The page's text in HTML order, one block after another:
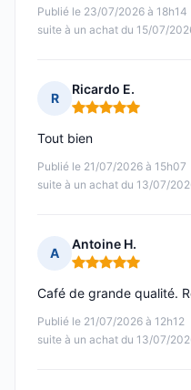
Publié le 23/07/2026 à 18h14
suite à un achat du 15/07/
R
Ricardo E.
Note : 5 sur 5
Publié le 21/07/2026 à 15h07
suite à un achat du 13/07/
Tout bien
A
Antoine H.
Note : 5 sur 5
Publié le 21/07/2026 à 12h12
suite à un achat du 13/07/
Café de grande qualité.